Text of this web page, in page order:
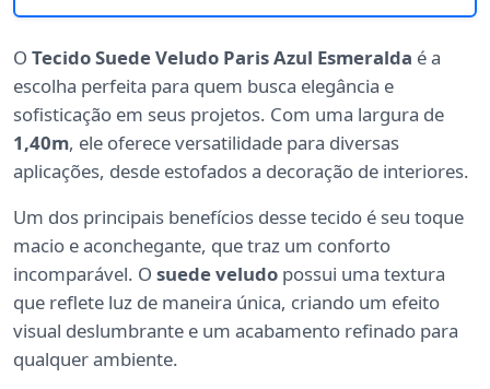
O Tecido Suede Veludo Paris Azul Esmeralda é a
escolha perfeita para quem busca elegância e
sofisticação em seus projetos. Com uma largura de
1,40m, ele oferece versatilidade para diversas
aplicações, desde estofados a decoração de interiores.
Um dos principais benefícios desse tecido é seu toque
macio e aconchegante, que traz um conforto
incomparável. O suede veludo possui uma textura
que reflete luz de maneira única, criando um efeito
visual deslumbrante e um acabamento refinado para
qualquer ambiente.